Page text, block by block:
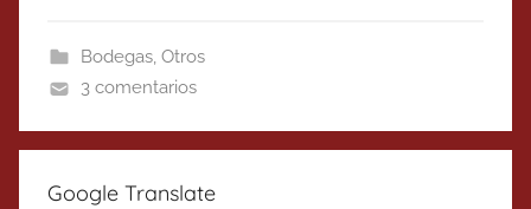
Bodegas, Otros
3 comentarios
Google Translate